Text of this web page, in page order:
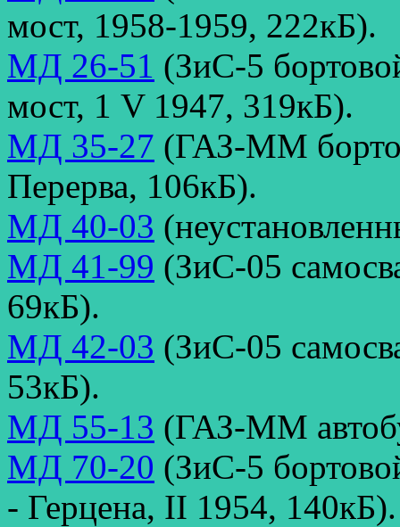
мост, 1958-1959, 222кБ).
МД 26-51 (ЗиС-5
мост, 1 V 1947, 319кБ).
МД 35-27 (ГАЗ-ММ
Перерва, 106кБ).
МД 40-03
МД 41-99 (ЗиС-05
69кБ).
МД 42-03 (ЗиС-05
53кБ).
МД 55-13 (ГАЗ-ММ
МД 70-20 (ЗиС-5
- Герцена, II 1954, 140кБ).